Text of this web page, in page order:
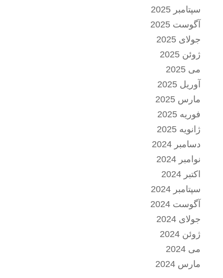
سپتامبر 2025
آگوست 2025
جولای 2025
ژوئن 2025
می 2025
آوریل 2025
مارس 2025
فوریه 2025
ژانویه 2025
دسامبر 2024
نوامبر 2024
اکتبر 2024
سپتامبر 2024
آگوست 2024
جولای 2024
ژوئن 2024
می 2024
مارس 2024